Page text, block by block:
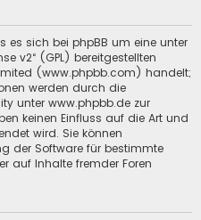
es sich bei phpBB um eine unter
v2“ (GPL) bereitgestellten
(www.phpbb.com) handelt;
werden durch die
unter www.phpbb.de zur
keinen Einfluss auf die Art und
wird. Sie können
der Software für bestimmte
auf Inhalte fremder Foren